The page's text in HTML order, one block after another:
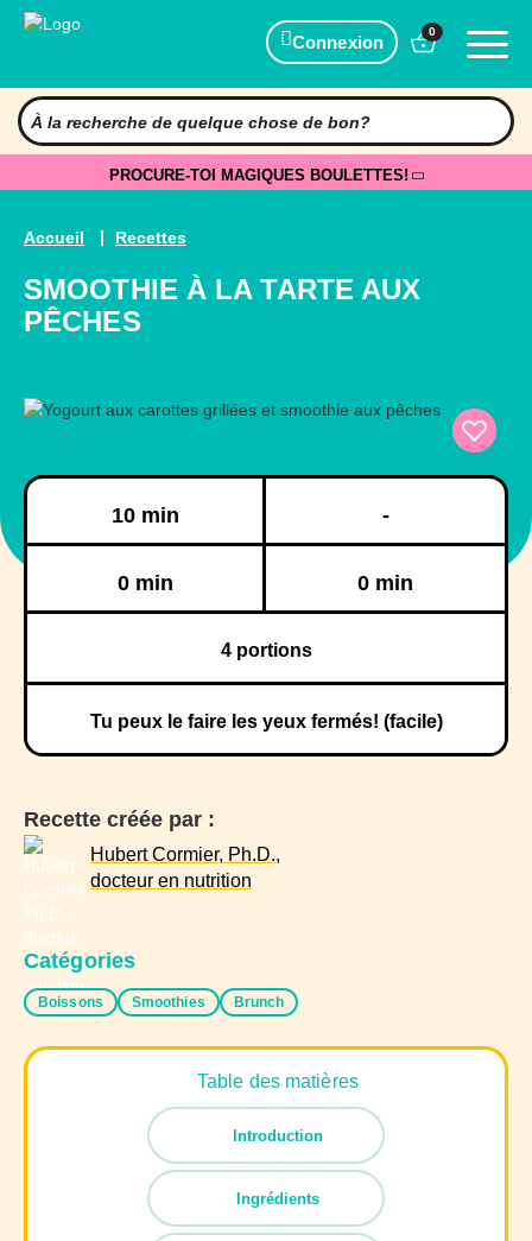
Connexion
0
PROCURE-TOI MAGIQUES BOULETTES!
Accueil Recettes
SMOOTHIE À LA TARTE AUX
PÊCHES
10 min -
0 min 0 min
4portions
Tu peux le faire les yeux fermés! (facile)
Recette créée par :
Hubert Cormier, Ph.D.,
docteur en nutrition
Catégories
Boissons Smoothies Brunch
Table des matières
Introduction
Ingrédients